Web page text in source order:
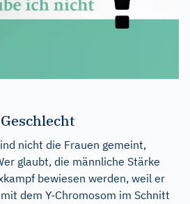
nicht die Frauen gemeint,
glaubt, die männliche Stärke
bewiesen werden, weil er
dem Y-Chromosom im Schnitt